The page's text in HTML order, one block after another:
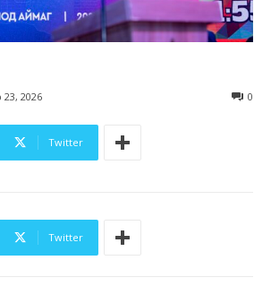
23, 2026 0
Twitter
Twitter